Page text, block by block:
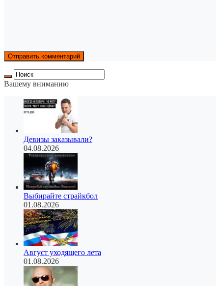
Вашему вниманию
Девизы заказывали?
04.08.2026
Выбирайте страйкбол
01.08.2026
Август уходящего лета
01.08.2026